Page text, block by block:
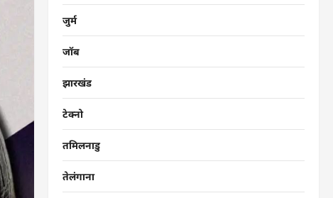
जुर्म
जॉब
झारखंड
टेक्नो
तमिलनाडु
तेलंगाना